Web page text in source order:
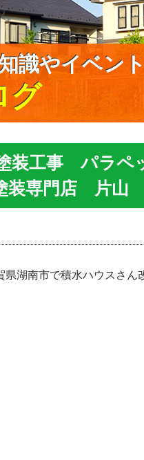
識やイベン
グ
装工事 パラペ
装専門店 片山
湖南市で積水ハウスさん